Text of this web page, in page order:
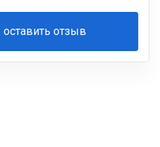
отзыв